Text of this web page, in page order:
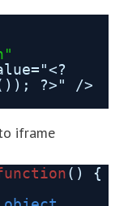
?>" />
iframe
() {